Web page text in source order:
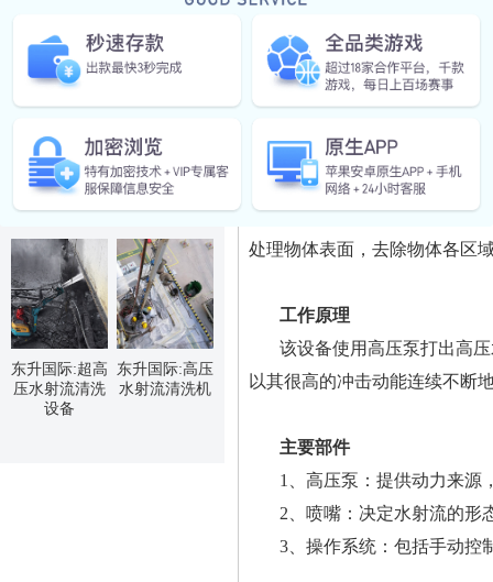
东升国际:反应
釜清洗工程
超高压水射流
清洗
东升国际:超高
压水射流清洗
设备
东升国际:高压
水射流清洗机
超高压水射流清洗设备，
压，使其压力达到数百个大气
处理物体表面，去除物体各区
工作原理
该设备使用高压泵打出高
以其很高的冲击动能连续不断
主要部件
1、高压泵：提供动力来源
2、喷嘴：决定水射流的形
3、操作系统：包括手动控